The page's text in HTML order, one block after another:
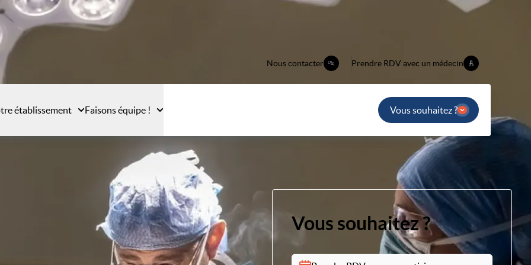
Nous contacter Prendre RDV avec un médecin
établissement Faisons équipe ! Vous souhaitez ?
Vous souhaitez ?